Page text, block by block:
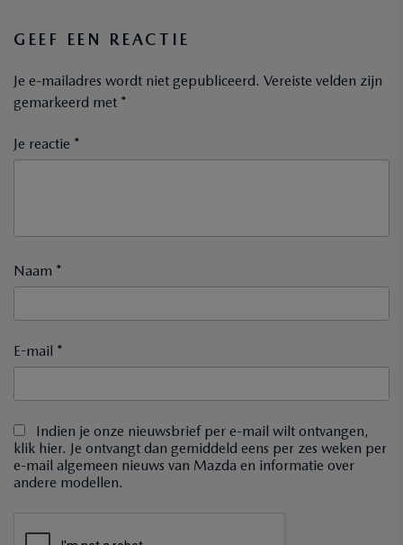
GEEF EEN REACTIE
Je e-mailadres wordt niet gepubliceerd. Vereiste velden zijn
gemarkeerd met *
Je reactie *
Naam *
E-mail *
Indien je onze nieuwsbrief per e-mail wilt ontvangen,
klik hier. Je ontvangt dan gemiddeld eens per zes weken per
e-mail algemeen nieuws van Mazda en informatie over
andere modellen.